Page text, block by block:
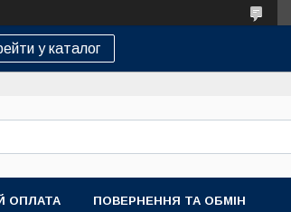
у каталог
ОПЛАТА ПОВЕРНЕННЯ ТА ОБМІН